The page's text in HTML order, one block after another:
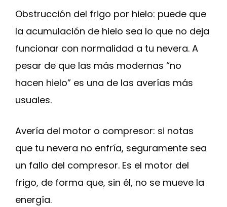
Obstrucción del frigo por hielo: puede que
la acumulación de hielo sea lo que no deja
funcionar con normalidad a tu nevera. A
pesar de que las más modernas “no
hacen hielo” es una de las averías más
usuales.
Avería del motor o compresor: si notas
que tu nevera no enfría, seguramente sea
un fallo del compresor. Es el motor del
frigo, de forma que, sin él, no se mueve la
energía.